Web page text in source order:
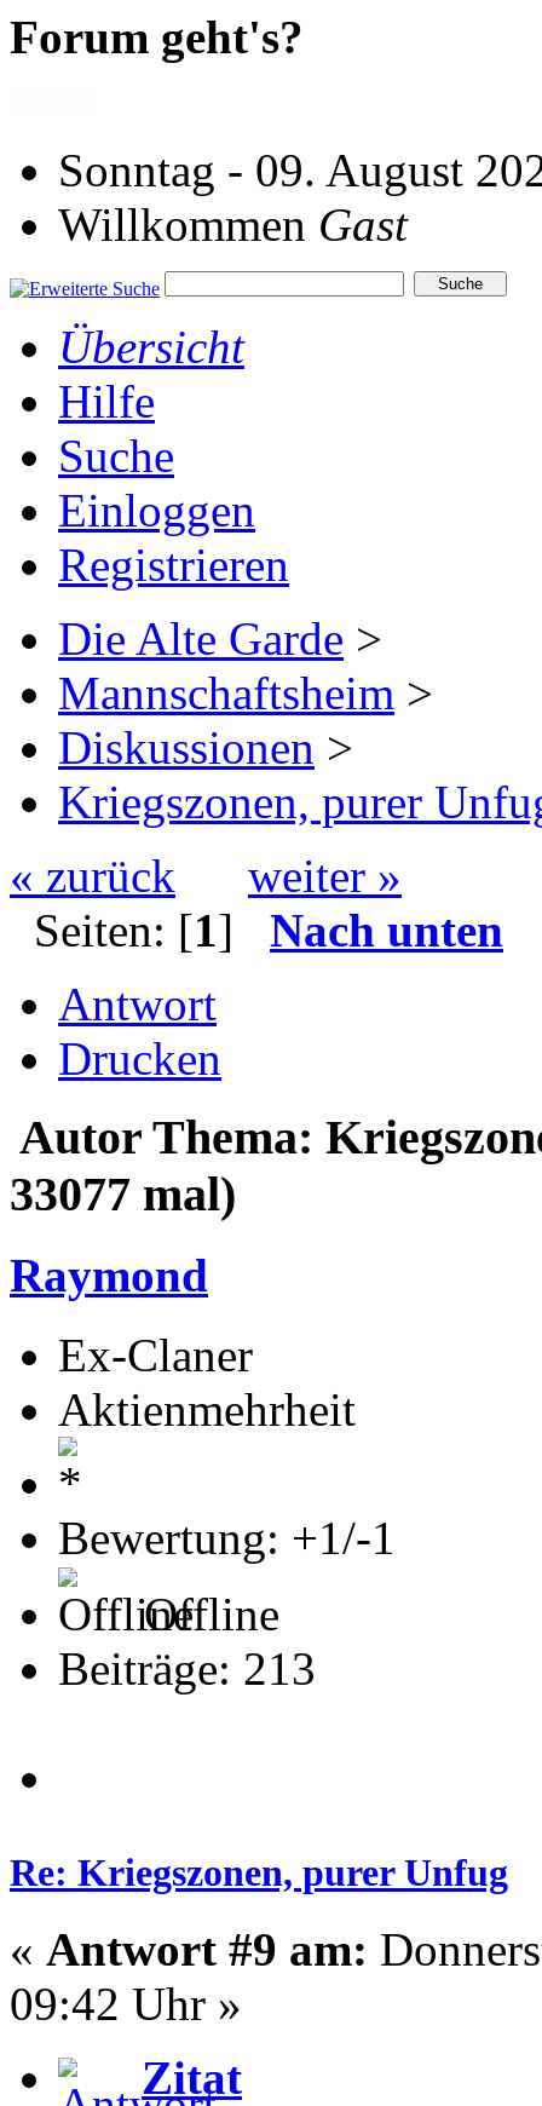
Forum geht's?
Sonntag - 09. August
Willkommen Gast
Übersicht
Hilfe
Suche
Einloggen
Registrieren
Die Alte Garde >
Mannschaftsheim >
Diskussionen >
Kriegszonen, purer
« zurück
weiter »
Seiten: [1] Nach unten
Antwort
Drucken
Autor Thema:
33077 mal)
Raymond
Ex-Claner
Aktienmehrheit
Bewertung: +1/-1
Offline
Beiträge: 213
Re: Kriegszonen, purer Unfug
« Antwort #9 am:
09:42 Uhr »
Zitat